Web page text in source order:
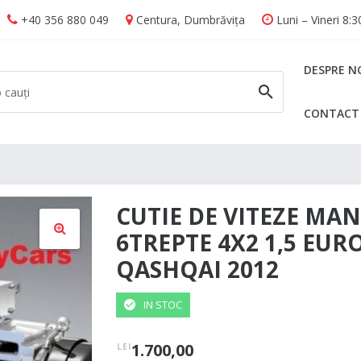
+40 356 880 049 Centura, Dumbrăvița Luni – Vineri
CAUTĂ
DESPRE
CONTACT
🔍
CUTIE DE VITEZE
6TREPTE 4X2 1,5
QASHQAI 2012
IN STOC
LEI1.700,00